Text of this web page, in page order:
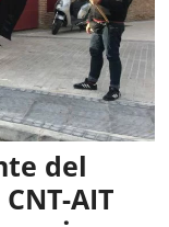
del
AIT